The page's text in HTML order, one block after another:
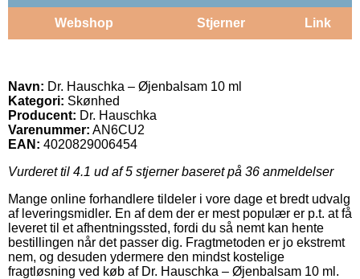
Webshop Stjerner Link
Navn: Dr. Hauschka – Øjenbalsam 10 ml
Kategori: Skønhed
Producent: Dr. Hauschka
Varenummer: AN6CU2
EAN: 4020829006454
Vurderet til 4.1 ud af 5 stjerner baseret på 36 anmeldelser
Mange online forhandlere tildeler i vore dage et bredt udvalg
af leveringsmidler. En af dem der er mest populær er p.t. at få
leveret til et afhentningssted, fordi du så nemt kan hente
bestillingen når det passer dig. Fragtmetoden er jo ekstremt
nem, og desuden ydermere den mindst kostelige
fragtløsning ved køb af Dr. Hauschka – Øjenbalsam 10 ml.